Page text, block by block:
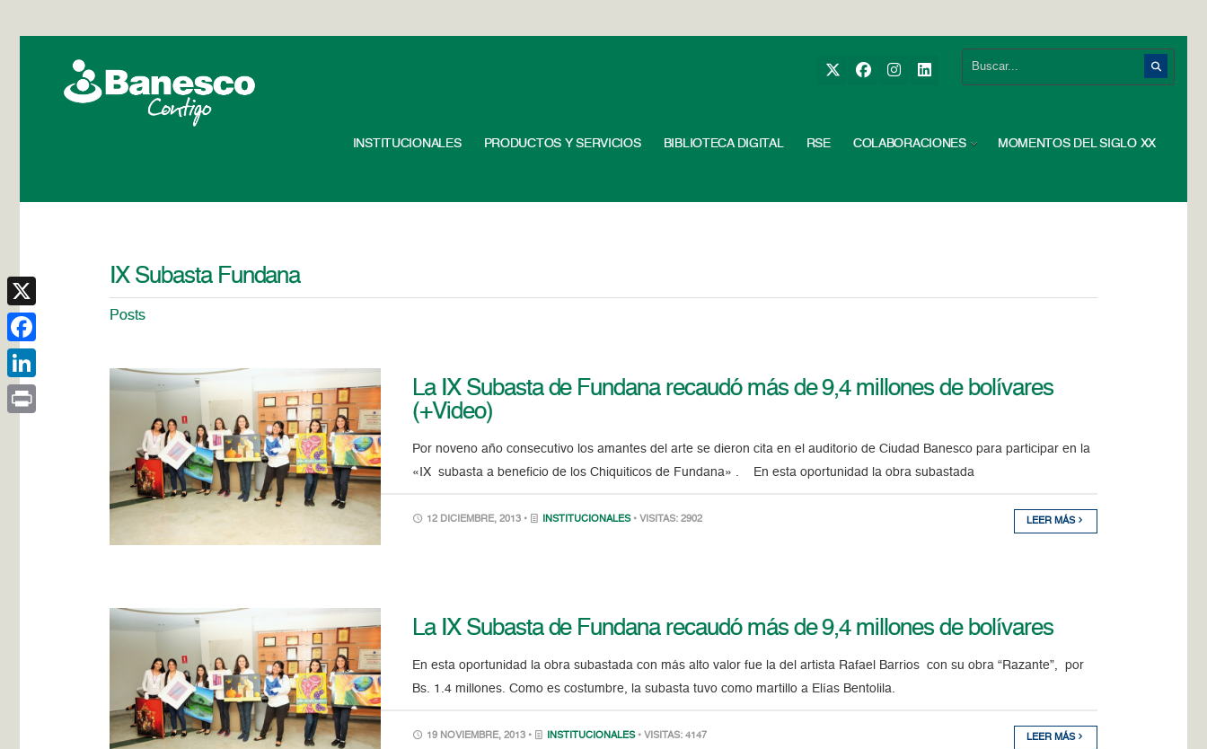
INSTITUCIONALES PRODUCTOS Y SERVICIOS BIBLIOTECA DIGITAL RSE COLABORACIONES MOMENTOS DEL SIGLO XX
IX Subasta Fundana
Posts
La IX Subasta de Fundana recaudó más de 9,4 millones de bolívares
(+Video)
Por noveno año consecutivo los amantes del arte se dieron cita en el auditorio de Ciudad Banesco para participar en la
«IX subasta a beneficio de los Chiquiticos de Fundana» . En esta oportunidad la obra subastada
12 DICIEMBRE, 2013 • INSTITUCIONALES • VISITAS: 2902 LEER MÁS
La IX Subasta de Fundana recaudó más de 9,4 millones de bolívares
En esta oportunidad la obra subastada con más alto valor fue la del artista Rafael Barrios con su obra “Razante”, por
Bs. 1.4 millones. Como es costumbre, la subasta tuvo como martillo a Elías Bentolila.
19 NOVIEMBRE, 2013 • INSTITUCIONALES • VISITAS: 4147 LEER MÁS
X
Facebook
LinkedIn